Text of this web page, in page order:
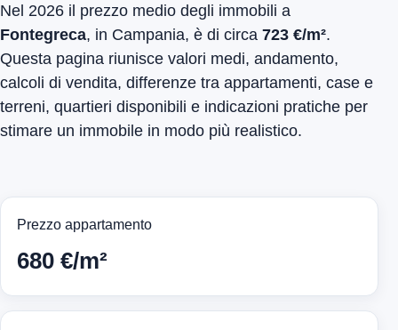
Nel 2026 il prezzo medio degli immobili a
Fontegreca, in Campania, è di circa 723 €/m².
Questa pagina riunisce valori medi, andamento,
calcoli di vendita, differenze tra appartamenti, case e
terreni, quartieri disponibili e indicazioni pratiche per
stimare un immobile in modo più realistico.
Prezzo appartamento
680 €/m²